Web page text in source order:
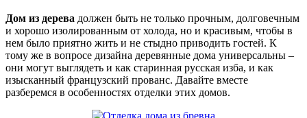
Дом из дерева должен быть не только прочным, долговечным
и хорошо изолированным от холода, но и красивым, чтобы в
нем было приятно жить и не стыдно приводить гостей. К
тому же в вопросе дизайна деревянные дома универсальны –
они могут выглядеть и как старинная русская изба, и как
изысканный французский прованс. Давайте вместе
разберемся в особенностях отделки этих домов.